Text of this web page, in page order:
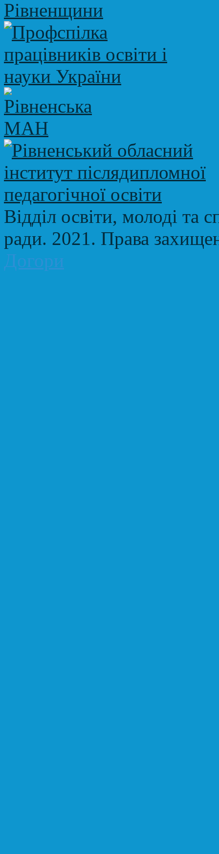
Відділ освіти, молоді та
ради. 2021. Права
Догори